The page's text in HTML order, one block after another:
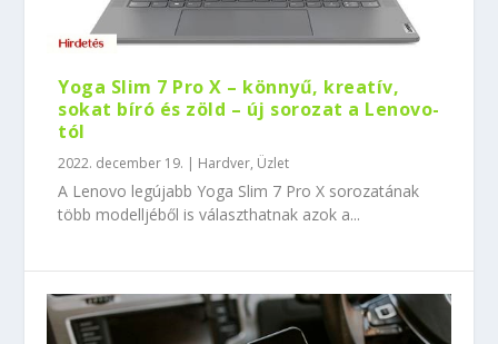
Yoga Slim 7 Pro X – könnyű, kreatív,
sokat bíró és zöld – új sorozat a Lenovo-
tól
2022. december 19. | Hardver, Üzlet
A Lenovo legújabb Yoga Slim 7 Pro X sorozatának
több modelljéből is választhatnak azok a...